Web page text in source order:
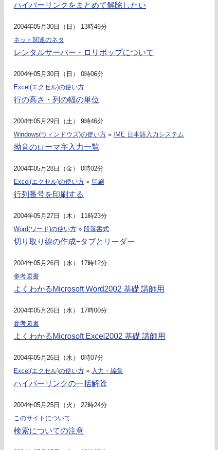
ハイパーリンクをまとめて解除したい
2004年05月30日（日） 13時46分
ネット関連のネタ
レンタルサーバー・ロリポップについて
2004年05月30日（日） 0時06分
Excel(エクセル)の使い方
行の高さ・列の幅の単位
2004年05月29日（土） 9時46分
Windows(ウィンドウズ)の使い方 » IME 日本語入力システム
拗音のローマ字入力一覧
2004年05月28日（金） 0時02分
Excel(エクセル)の使い方 » 印刷
行列番号を印刷する
2004年05月27日（木） 11時23分
Word(ワード)の使い方 » 段落書式
切り取り線の作成−タブとリーダー
2004年05月26日（水） 17時12分
参考図書
よくわかるMicrosoft Word2002 基礎 講師用
2004年05月26日（水） 17時00分
参考図書
よくわかるMicrosoft Excel2002 基礎 講師用
2004年05月26日（水） 0時07分
Excel(エクセル)の使い方 » 入力・編集
ハイパーリンクの一括解除
2004年05月25日（火） 22時24分
このサイトについて
検索についての注意